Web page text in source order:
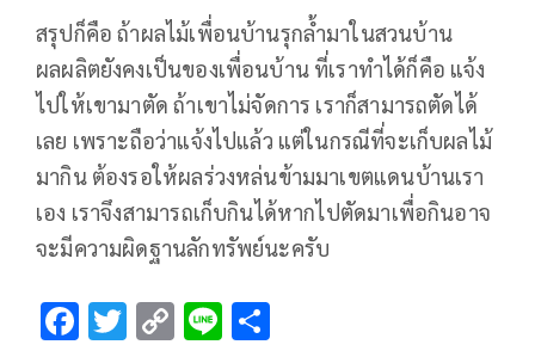
สรุปก็คือ ถ้าผลไม้เพื่อนบ้านรุกล้ำมาในสวนบ้าน
ผลผลิตยังคงเป็นของเพื่อนบ้าน ที่เราทำได้ก็คือ แจ้ง
ไปให้เขามาตัด ถ้าเขาไม่จัดการ เราก็สามารถตัดได้
เลย เพราะถือว่าแจ้งไปแล้ว แต่ในกรณีที่จะเก็บผลไม้
มากิน ต้องรอให้ผลร่วงหล่นข้ามมาเขตแดนบ้านเรา
เอง เราจึงสามารถเก็บกินได้หากไปตัดมาเพื่อกินอาจ
จะมีความผิดฐานลักทรัพย์นะครับ
F T C Li